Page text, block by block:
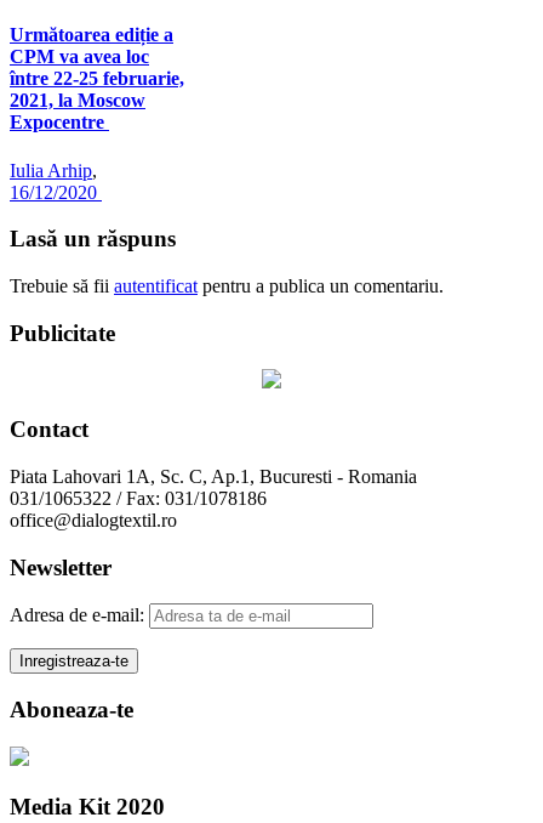
Următoarea ediție a
CPM va avea loc
între 22-25 februarie,
2021, la Moscow
Expocentre
Iulia Arhip,
16/12/2020
Lasă un răspuns
Trebuie să fii autentificat pentru a publica un comentariu.
Publicitate
Contact
Piata Lahovari 1A, Sc. C, Ap.1, Bucuresti - Romania
031/1065322 / Fax: 031/1078186
office@dialogtextil.ro
Newsletter
Adresa de e-mail:
Aboneaza-te
Media Kit 2020